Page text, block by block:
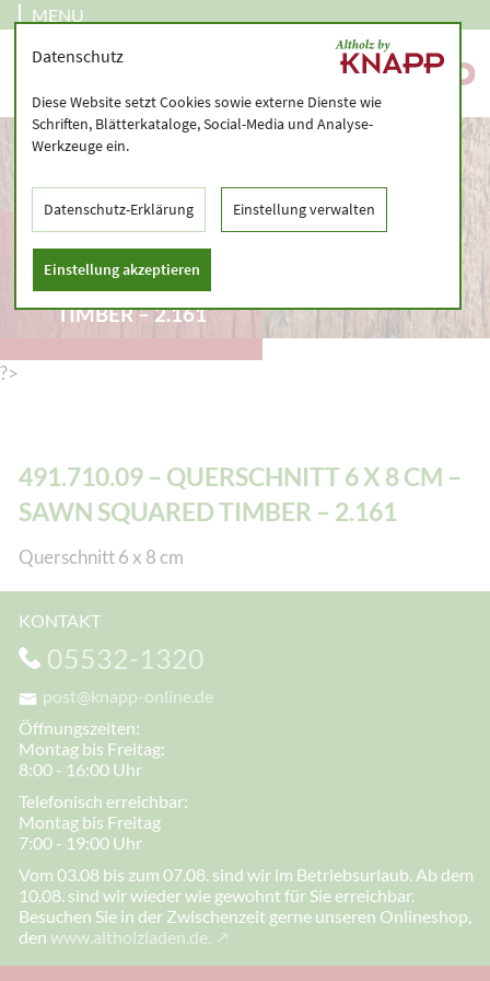
MENU
491.710.09 –
QUERSCHNITT 6 X 8
CM – SAWN SQUARED
TIMBER – 2.161
?>
491.710.09 – QUERSCHNITT 6 X 8 CM –
SAWN SQUARED TIMBER – 2.161
Querschnitt 6 x 8 cm
KONTAKT
05532-1320
post@knapp-online.de
Öffnungszeiten:
Montag bis Freitag:
8:00 - 16:00 Uhr
Telefonisch erreichbar:
Montag bis Freitag
7:00 - 19:00 Uhr
Vom 03.08 bis zum 07.08. sind wir im Betriebsurlaub. Ab dem
10.08. sind wir wieder wie gewohnt für Sie erreichbar.
Besuchen Sie in der Zwischenzeit gerne unseren Onlineshop,
den www.altholzladen.de.
Datenschutz
Diese Website setzt Cookies sowie externe Dienste wie
Schriften, Blätterkataloge, Social-Media und Analyse-
Werkzeuge ein.
Datenschutz-Erklärung Einstellung verwalten
Einstellung akzeptieren